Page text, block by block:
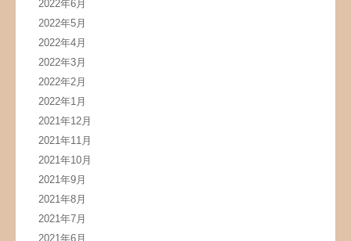
2022年6月
2022年5月
2022年4月
2022年3月
2022年2月
2022年1月
2021年12月
2021年11月
2021年10月
2021年9月
2021年8月
2021年7月
2021年6月